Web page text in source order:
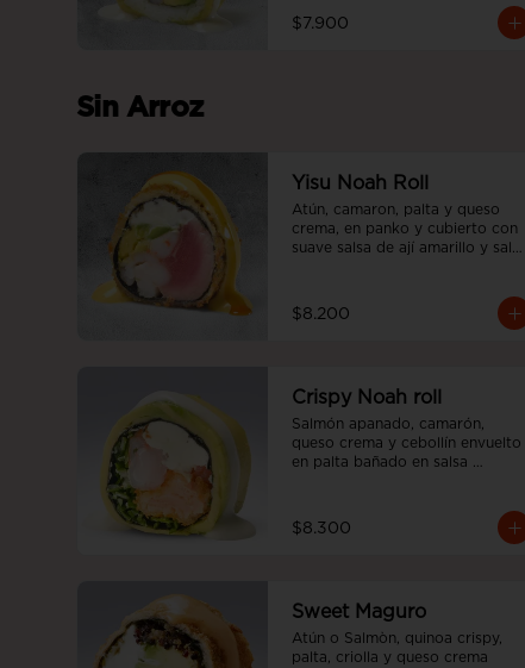
$7.900
Sin Arroz
Yisu Noah Roll
Atún, camaron, palta y queso
crema, en panko y cubierto con
suave salsa de ají amarillo y salsa
$8.200
Crispy Noah roll
Salmón apanado, camarón,
queso crema y cebollín envuelto
en palta bañado en salsa
$8.300
Sweet Maguro
Atún o Salmòn, quinoa crispy,
palta, criolla y queso crema